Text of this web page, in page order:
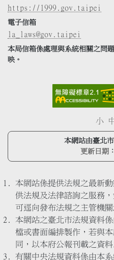
https://1999.gov.taipei
電子信箱
la_laws@gov.taipei
本局信箱係處理與系統相關之問
映。
小
本網站由臺北
更新日期：
本網站係提供法規之最新
供法規及法律諮詢之服務
可逕向發布法規之主管機關
本網站之臺北市法規資料
檔或書面編排製作，若與
同，以本府公報刊載之資料
有關中央法規資料係由本